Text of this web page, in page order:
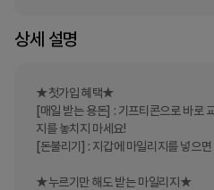
상세 설명
★첫가입 혜택★
[매일 받는 용돈] : 기프티콘으로 바로
지를 놓치지 마세요!
[돈불리기] : 지갑에 마일리지를 넣으
★누르기만 해도 받는 마일리지★